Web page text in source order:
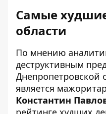
Самые
области
По мнению
деструктивным
Днепропетровской
является
Константин